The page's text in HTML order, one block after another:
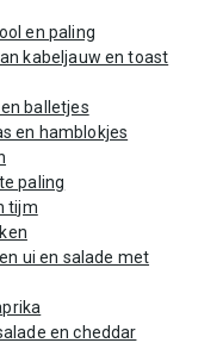
en paling
kabeljauw en toast
balletjes
en hamblokjes
paling
tijm
ui en salade met
en cheddar